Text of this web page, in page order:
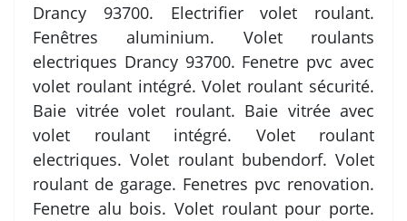
Drancy 93700. Electrifier volet roulant.
Fenêtres aluminium. Volet roulants
electriques Drancy 93700. Fenetre pvc avec
volet roulant intégré. Volet roulant sécurité.
Baie vitrée volet roulant. Baie vitrée avec
volet roulant intégré. Volet roulant
electriques. Volet roulant bubendorf. Volet
roulant de garage. Fenetres pvc renovation.
Fenetre alu bois. Volet roulant pour porte.